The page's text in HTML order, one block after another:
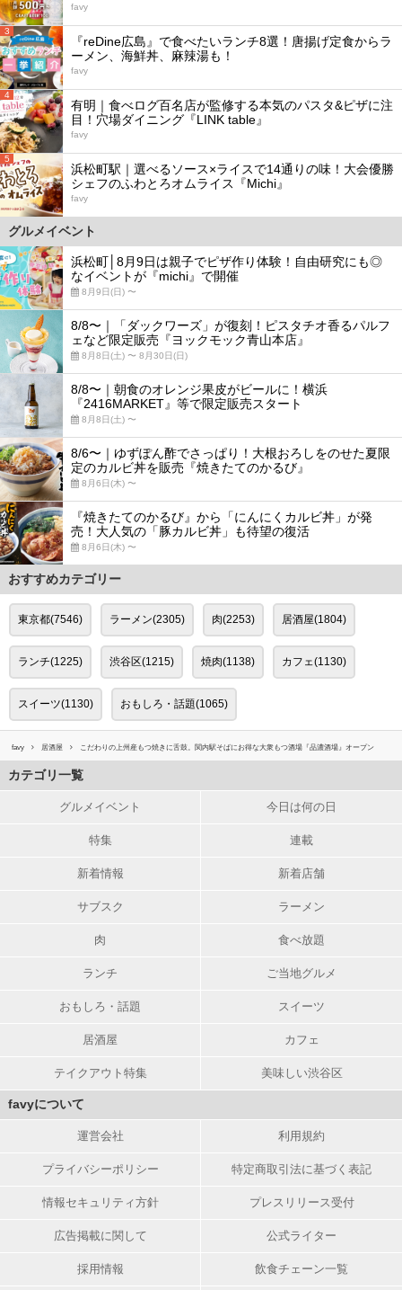
favy
3
『reDine広島』で食べたいランチ8選！唐揚げ定食からラ
ーメン、海鮮丼、麻辣湯も！
favy
4
有明｜食べログ百名店が監修する本気のパスタ&ピザに注
目！穴場ダイニング『LINK table』
favy
5
浜松町駅｜選べるソース×ライスで14通りの味！大会優勝
シェフのふわとろオムライス『Michi』
favy
グルメイベント
浜松町│8月9日は親子でピザ作り体験！自由研究にも◎
なイベントが『michi』で開催
8月9日(日) 〜
8/8〜｜「ダックワーズ」が復刻！ピスタチオ香るパルフ
ェなど限定販売『ヨックモック青山本店』
8月8日(土) 〜 8月30日(日)
8/8〜｜朝食のオレンジ果皮がビールに！横浜
『2416MARKET』等で限定販売スタート
8月8日(土) 〜
8/6〜｜ゆずぽん酢でさっぱり！大根おろしをのせた夏限
定のカルビ丼を販売『焼きたてのかるび』
8月6日(木) 〜
『焼きたてのかるび』から「にんにくカルビ丼」が発
売！大人気の「豚カルビ丼」も待望の復活
8月6日(木) 〜
おすすめカテゴリー
東京都(7546) ラーメン(2305) 肉(2253) 居酒屋(1804)
ランチ(1225) 渋谷区(1215) 焼肉(1138) カフェ(1130)
スイーツ(1130) おもしろ・話題(1065)
favy 居酒屋 こだわりの上州産もつ焼きに舌鼓。関内駅そばにお得な大衆もつ酒場『品濃酒場』オープン
カテゴリ一覧
グルメイベント 今日は何の日
特集 連載
新着情報 新着店舗
サブスク ラーメン
肉 食べ放題
ランチ ご当地グルメ
おもしろ・話題 スイーツ
居酒屋 カフェ
テイクアウト特集 美味しい渋谷区
favyについて
運営会社 利用規約
プライバシーポリシー 特定商取引法に基づく表記
情報セキュリティ方針 プレスリリース受付
広告掲載に関して 公式ライター
採用情報 飲食チェーン一覧